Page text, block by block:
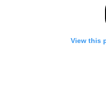
View this